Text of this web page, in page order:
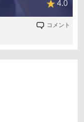
4.0
コメント